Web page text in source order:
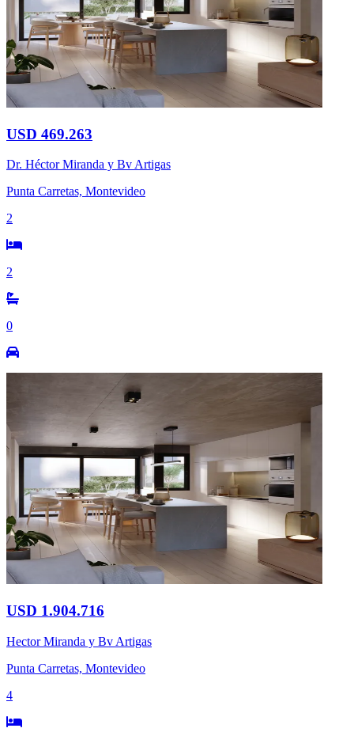
USD 469.263
Dr. Héctor Miranda y Bv Artigas
Punta Carretas, Montevideo
2
2
0
USD 1.904.716
Hector Miranda y Bv Artigas
Punta Carretas, Montevideo
4